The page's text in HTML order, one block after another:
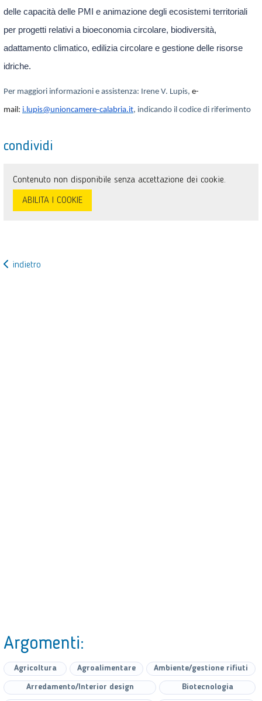
delle capacità delle PMI e animazione degli ecosistemi territoriali
per progetti relativi a bioeconomia circolare, biodiversità,
adattamento climatico, edilizia circolare e gestione delle risorse
idriche.
Per maggiori informazioni e assistenza: Irene V. Lupis, e-
mail: i.lupis@unioncamere-calabria.it, indicando il codice di riferimento
condividi
Contenuto non disponibile senza accettazione dei cookie.
ABILITA I COOKIE
indietro
Argomenti:
Agricoltura Agroalimentare Ambiente/gestione rifiuti
Arredamento/Interior design Biotecnologia